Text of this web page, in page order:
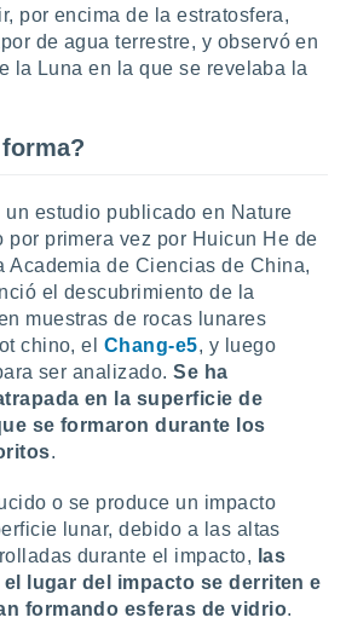
por encima de la estratosfera,
de agua terrestre, y observó en
la Luna en la que se revelaba la
un estudio publicado en Nature
por primera vez por Huicun He de
Academia de Ciencias de China,
el descubrimiento de la
muestras de rocas lunares
chino, el Chang-e5, y luego
ser analizado.Se ha
en la superficie de
se formaron durante los
.
o se produce un impacto
lunar, debido a las altas
durante el impacto, las
lugar del impacto se derriten e
formando esferas de vidrio.